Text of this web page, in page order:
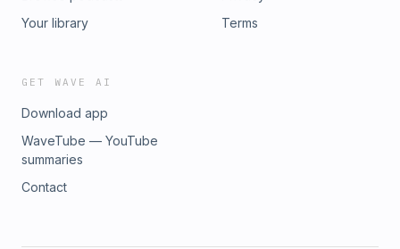
Your library
Terms
GET WAVE AI
Download app
WaveTube — YouTube
summaries
Contact